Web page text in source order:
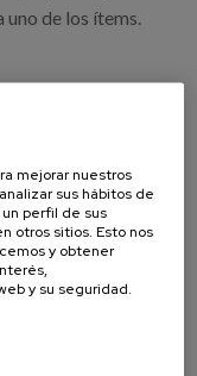
de los ítems.
en el
del
vascoparlantes.
válido,
evaluar en su
la capacidad
mejorar nuestros
sus hábitos de
perfil de sus
otros sitios. Esto nos
y obtener
y su seguridad.